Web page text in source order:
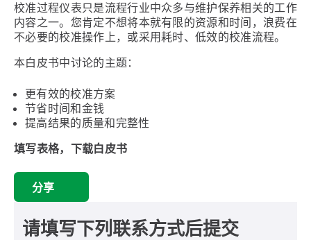
校准过程仪表只是流程行业中众多与维护保养相关的工作
内容之一。您肯定不想将本就有限的资源和时间，浪费在
不必要的校准操作上，或采用耗时、低效的校准流程。
本白皮书中讨论的主题：
更有效的校准方案
节省时间和金钱
提高结果的质量和完整性
填写表格，下载白皮书
分享
请填写下列联系方式后提交